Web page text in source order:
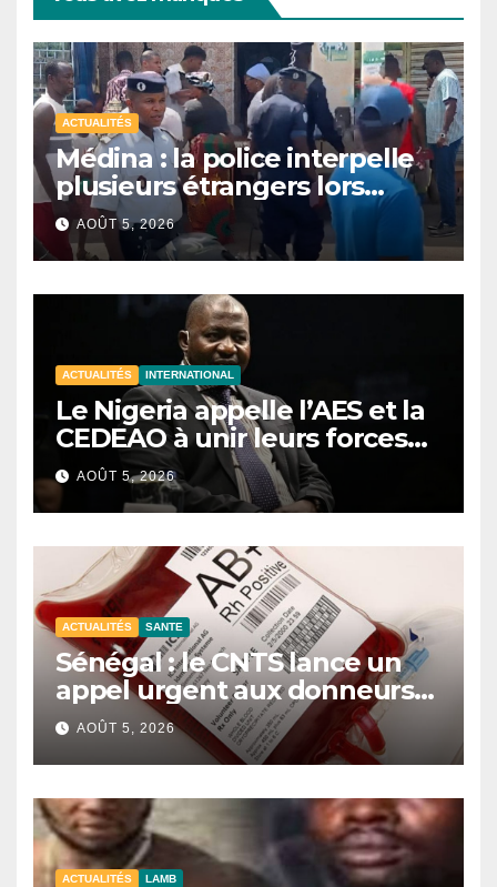
ACTUALITÉS
Médina : la police interpelle
plusieurs étrangers lors
d’une opération de
sécurisation
AOÛT 5, 2026
ACTUALITÉS INTERNATIONAL
Le Nigeria appelle l’AES et la
CEDEAO à unir leurs forces
contre le terrorisme
AOÛT 5, 2026
ACTUALITÉS SANTE
Sénégal : le CNTS lance un
appel urgent aux donneurs
face à une pénurie de sang.
AOÛT 5, 2026
ACTUALITÉS LAMB